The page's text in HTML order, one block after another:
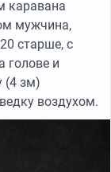
каравана
мужчина,
старше, с
голове и
(4 зм)
воздухом.